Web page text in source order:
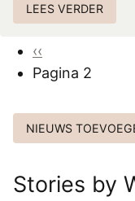
LEES VERDER
Paginering
Vorige
pagina
‹‹
Pagina 2
NIEUWS
Stories by